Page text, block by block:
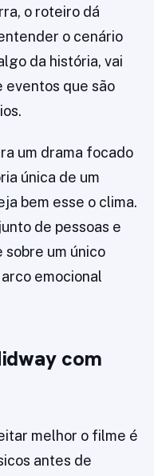
o roteiro dá
o cenário
da história, vai
eventos que são
um drama focado
única de um
bem esse o clima.
de pessoas e
sobre um único
emocional
com
melhor o filme é
antes de